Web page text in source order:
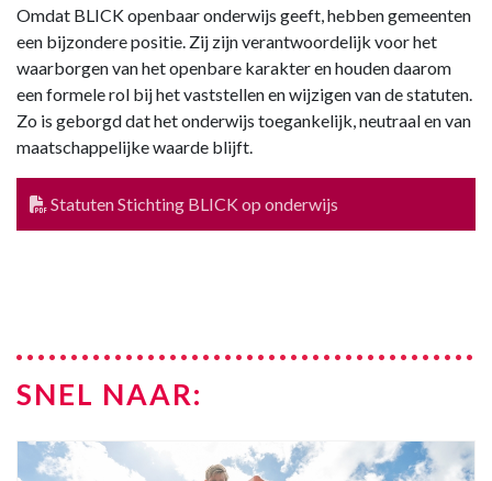
Omdat BLICK openbaar onderwijs geeft, hebben gemeenten
een bijzondere positie. Zij zijn verantwoordelijk voor het
waarborgen van het openbare karakter en houden daarom
een formele rol bij het vaststellen en wijzigen van de statuten.
Zo is geborgd dat het onderwijs toegankelijk, neutraal en van
maatschappelijke waarde blijft.
Statuten Stichting BLICK op onderwijs
SNEL NAAR: